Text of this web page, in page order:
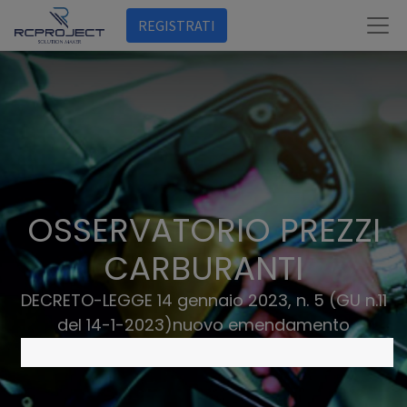
REGISTRATI
OSSERVATORIO PREZZI
CARBURANTI
DECRETO-LEGGE 14 gennaio 2023, n. 5 (GU n.11
del 14-1-2023)nuovo emendamento